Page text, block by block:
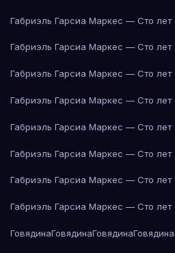
Габриэль Гарсиа Маркес — Сто лет
Габриэль Гарсиа Маркес — Сто лет
Габриэль Гарсиа Маркес — Сто лет
Габриэль Гарсиа Маркес — Сто лет
Габриэль Гарсиа Маркес — Сто лет
Габриэль Гарсиа Маркес — Сто лет
Габриэль Гарсиа Маркес — Сто лет
Габриэль Гарсиа Маркес — Сто лет
ГовядинаГовядинаГовядинаГовядина